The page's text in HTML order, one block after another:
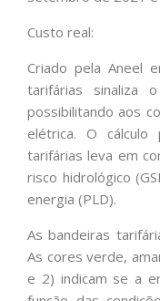
Custo real:
Criado pela Aneel
tarifárias sinaliza
possibilitando aos
elétrica. O cálculo
tarifárias leva em
risco hidrológico
energia (PLD).
As bandeiras
As cores verde,
e 2) indicam se a